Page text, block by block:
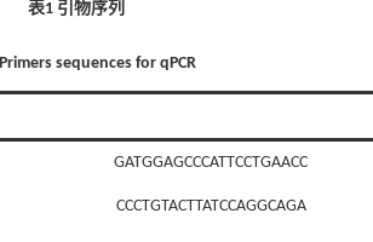
表1 引物序列
sequences for qPCR
GATGGAGCCCATTCCTGAACC
CCCTGTACTTATCCAGGCAGA